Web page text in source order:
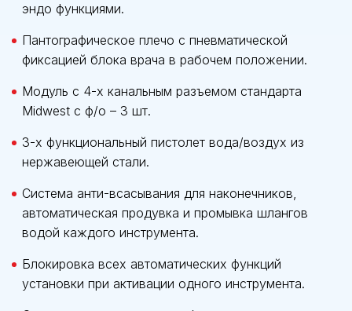
эндо функциями.
Пантографическое плечо с пневматической
фиксацией блока врача в рабочем положении.
Модуль с 4-х канальным разъемом стандарта
Midwest с ф/о – 3 шт.
3-х функциональный пистолет вода/воздух из
нержавеющей стали.
Система анти-всасывания для наконечников,
автоматическая продувка и промывка шлангов
водой каждого инструмента.
Блокировка всех автоматических функций
установки при активации одного инструмента.